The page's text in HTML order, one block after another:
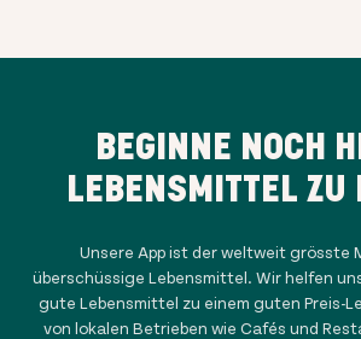
BEGINNE NOCH
LEBENSMITTEL ZU
Unsere App ist der weltweit grösste
überschüssige Lebensmittel. Wir helfen
gute Lebensmittel zu einem guten Preis-
von lokalen Betrieben wie Cafés und